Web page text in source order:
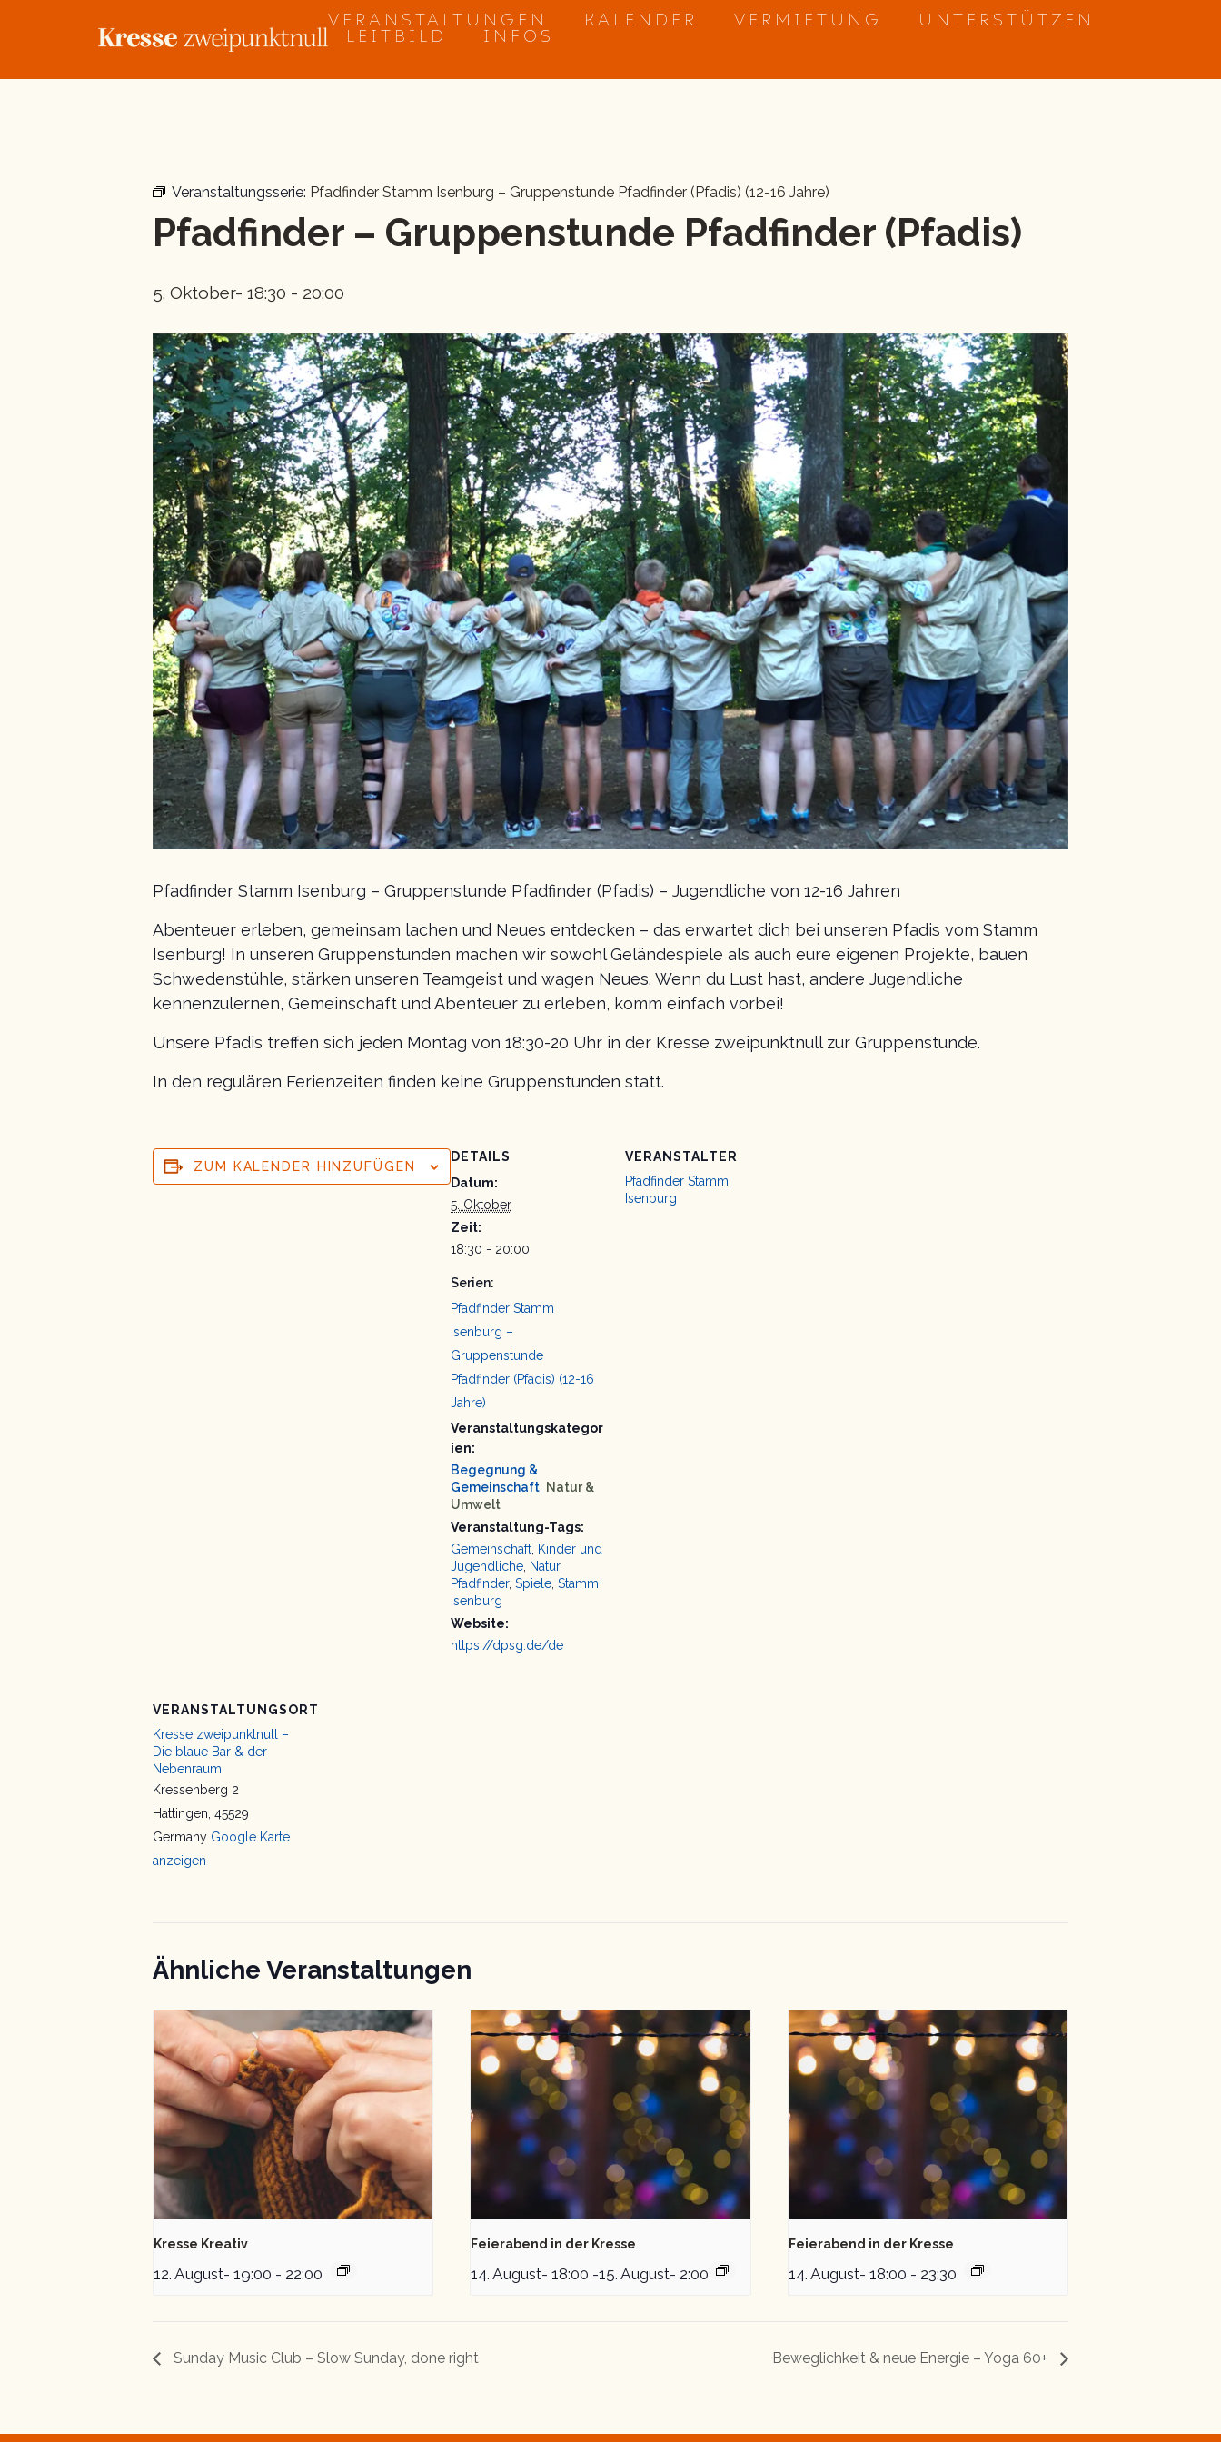
VERANSTALTUNGEN KALENDER VERMIETUNG
UNTERSTÜTZEN
LEITBILD
INFOS
Veranstaltungsserie: Pfadfinder Stamm Isenburg – Gruppenstunde Pfadfinder (Pfadis) (12-16 Jahre)
Pfadfinder – Gruppenstunde Pfadfinder (Pfadis)
5. Oktober- 18:30 - 20:00
Pfadfinder Stamm Isenburg – Gruppenstunde Pfadfinder (Pfadis) – Jugendliche von 12-16 Jahren
Abenteuer erleben, gemeinsam lachen und Neues entdecken – das erwartet dich bei unseren Pfadis vom Stamm
Isenburg! In unseren Gruppenstunden machen wir sowohl Geländespiele als auch eure eigenen Projekte, bauen
Schwedenstühle, stärken unseren Teamgeist und wagen Neues. Wenn du Lust hast, andere Jugendliche
kennenzulernen, Gemeinschaft und Abenteuer zu erleben, komm einfach vorbei!
Unsere Pfadis treffen sich jeden Montag von 18:30-20 Uhr in der Kresse zweipunktnull zur Gruppenstunde.
In den regulären Ferienzeiten finden keine Gruppenstunden statt.
ZUM KALENDER HINZUFÜGEN
DETAILS
Datum:
5. Oktober
Zeit:
18:30 - 20:00
Serien:
Pfadfinder Stamm
Isenburg –
Gruppenstunde
Pfadfinder (Pfadis) (12-16
Jahre)
Veranstaltungskategor
ien:
Begegnung &
Gemeinschaft, Natur &
Umwelt
Veranstaltung-Tags:
Gemeinschaft, Kinder und
Jugendliche, Natur,
Pfadfinder, Spiele, Stamm
Isenburg
Website:
https://dpsg.de/de
VERANSTALTER
Pfadfinder Stamm
Isenburg
VERANSTALTUNGSORT
Kresse zweipunktnull –
Die blaue Bar & der
Nebenraum
Kressenberg 2
Hattingen 45529
Germany Google Karte
anzeigen
Ähnliche Veranstaltungen
Kresse Kreativ
12. August- 19:00 - 22:00
Feierabend in der Kresse
14. August- 18:00 -15. August- 2:00
Feierabend in der Kresse
14. August- 18:00 - 23:30
Sunday Music Club – Slow Sunday, done right Beweglichkeit & neue Energie – Yoga 60+